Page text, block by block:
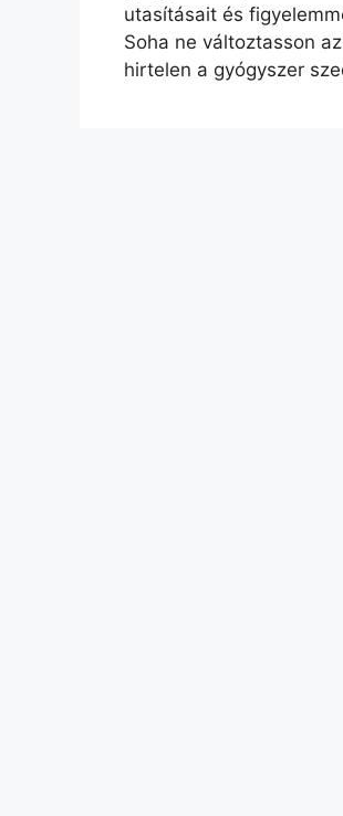
utasításait és
Soha ne változtasson
hirtelen a gyógyszer